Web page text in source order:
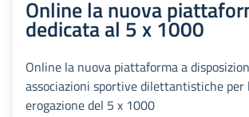
Online la nuova
dedicata al 5 x 1000
Online la nuova piattaforma a
associazioni sportive dilettantistiche per
erogazione del 5 x 1000